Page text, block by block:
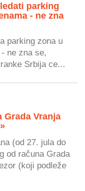
parking
- ne zna
parking zona u
ne zna se,
Srbija ce...
Grada Vranja
(od 27. jula do
od računa Grada
(koji podleže